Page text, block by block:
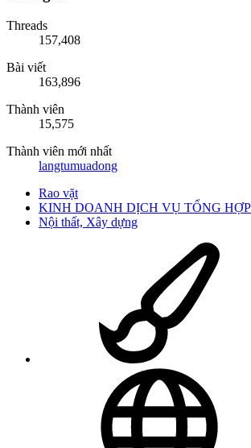
Threads
157,408
Bài viết
163,896
Thành viên
15,575
Thành viên mới nhất
langtumuadong
Rao vặt
KINH DOANH DỊCH VỤ TỔNG HỢP
Nội thất, Xây dựng